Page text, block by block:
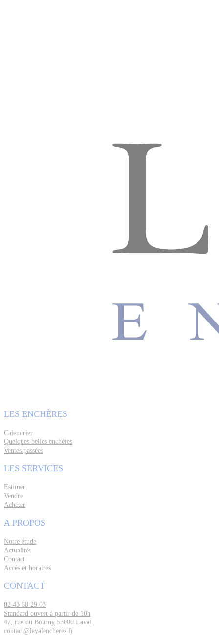
LES ENCHÈRES
Calendrier
Quelques belles enchères
Ventes passées
LES SERVICES
Estimer
Vendre
Acheter
A PROPOS
Notre étude
Actualités
Contact
Accès et horaires
CONTACT
02 43 68 29 03
Standard ouvert à partir de 10h
47, rue du Bourny 53000 Laval
contact@lavalencheres.fr